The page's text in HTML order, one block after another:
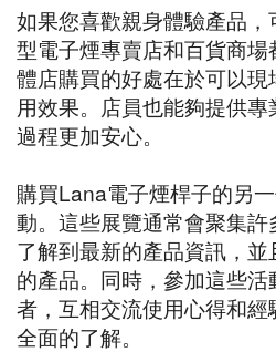
如果您喜歡親身體驗產品
型電子煙專賣店和百貨商
體店購買的好處在於可以
用效果。店員也能夠提供
過程更加安心。
購買Lana電子煙桿子的另
動。這些展覽通常會聚集
了解到最新的產品資訊，
的產品。同時，參加這些
者，互相交流使用心得和
全面的了解。